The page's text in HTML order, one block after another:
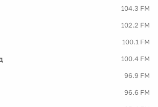
104.3 FM
102.2 FM
100.1 FM
100.4 FM
96.9 FM
96.6 FM